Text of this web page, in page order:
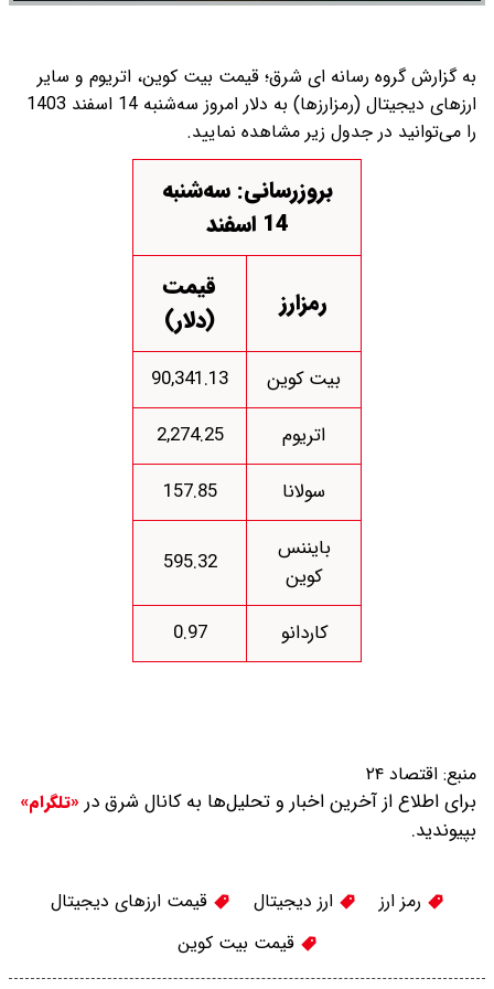
به گزارش گروه رسانه ای شرق؛ قیمت بیت کوین، اتریوم و سایر
ارز‌های دیجیتال (رمزارزها) به دلار امروز سه‌شنبه 14 اسفند 1403
را می‌توانید در جدول زیر مشاهده نمایید.
بروزرسانی: سه‌شنبه
14 اسفند
رمزارز
قیمت
(دلار)
بیت کوین
90,341.13
اتریوم
2,274.25
سولانا
157.85
بایننس
کوین
595.32
کاردانو 0.97
منبع: اقتصاد ۲۴
برای اطلاع از آخرین اخبار و تحلیل‌ها به کانال شرق در «تلگرام»
بپیوندید.
رمز ارز ارز دیجیتال
قیمت ارزهای دیجیتال
قیمت بیت کوین